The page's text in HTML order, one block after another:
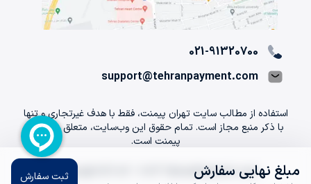
مبلغ نهایی سفارش ثبت سفارش
021-91320700
support@tehranpayment.com
استفاده از مطالب سایت تهران پیمنت، فقط با هدف غیرتجاری و تنها
با ذکر منبع مجاز است. تمام حقوق اين وب‌سايت، متعلق به تهران
پیمنت است.
Copyright © 2012 - TehranPayment.com